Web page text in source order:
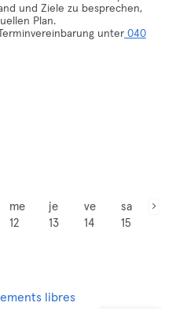
und Ziele zu besprechen,
Plan.
unter040
me
12
je
13
ve
14
sa
15
libres